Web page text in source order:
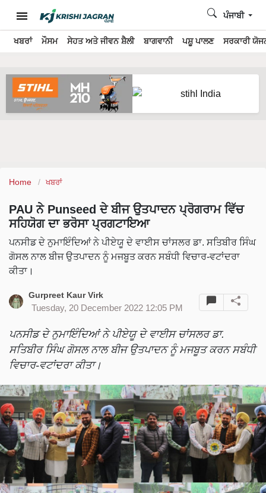
ਖਬਰਾਂ ਮੌਸਮ ਸੇਹਤ ਅਤੇ ਜੀਵਨ ਸ਼ੈਲੀ ਬਾਗਵਾਨੀ ਪਸ਼ੂ ਪਾਲਣ ਸਰਕਾਰੀ
ਪੰਜਾਬੀ
Home ਖਬਰਾਂ
PAU ਨੇ Punseed ਦੇ ਬੀਜ ਉਤਪਾਦਨ ਪ੍ਰੋਗਰਾਮ ਵਿੱਚ
ਸਹਿਯੋਗ ਦਾ ਭਰੋਸਾ ਪ੍ਰਗਟਾਇਆ
ਪਨਸੀਡ ਦੇ ਨੁਮਾਇੰਦਿਆਂ ਨੇ ਪੀਏਯੂ ਦੇ ਵਾਈਸ ਚਾਂਸਲਰ ਡਾ. ਸਤਿਬੀਰ ਸਿੰਘ
ਗੋਸਲ ਨਾਲ ਬੀਜ ਉਤਪਾਦਨ ਨੂੰ ਮਜਬੂਤ ਕਰਨ ਸਬੰਧੀ ਵਿਚਾਰ-ਵਟਾਂਦਰਾ
ਕੀਤਾ।
Gurpreet Kaur Virk
Tuesday, 20 December 2022 12:05 PM
ਪਨਸੀਡ ਦੇ ਨੁਮਾਇੰਦਿਆਂ ਨੇ ਪੀਏਯੂ ਦੇ ਵਾਈਸ ਚਾਂਸਲਰ ਡਾ.
ਸਤਿਬੀਰ ਸਿੰਘ ਗੋਸਲ ਨਾਲ ਬੀਜ ਉਤਪਾਦਨ ਨੂੰ ਮਜਬੂਤ ਕਰਨ ਸਬੰਧੀ
ਵਿਚਾਰ-ਵਟਾਂਦਰਾ ਕੀਤਾ।